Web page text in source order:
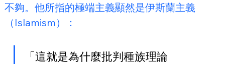
不夠。他所指的極端主義顯然是伊斯蘭主義
（Islamism）：
「這就是為什麼批判種族理論